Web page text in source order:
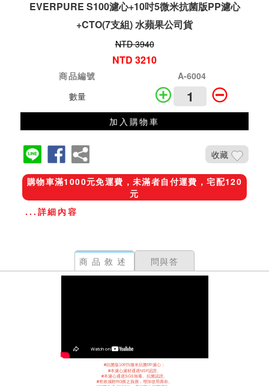
EVERPURE S100濾心+10吋5微米抗菌版PP濾心
+CTO(7支組) 水蘋果公司貨
NTD 3940
NTD 3210
商品編號
A-6004
數量
加入購物車
收藏
購物車滿1000元免運費，未滿者自付運費，宅配120
元
...詳細內容
商品敘述 問與答